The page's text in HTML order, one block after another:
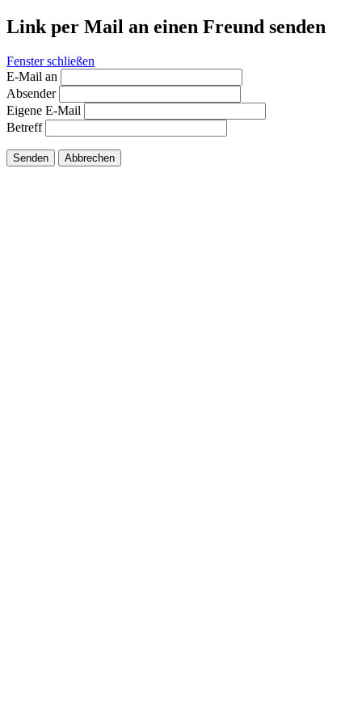
Link per Mail an einen Freund senden
Fenster schließen
E-Mail an
Absender
Eigene E-Mail
Betreff
Senden Abbrechen